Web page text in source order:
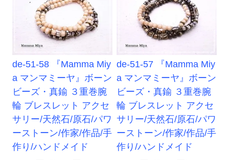
de-51-58 『Mamma Miy
a マンマミーヤ』ボーン
ビーズ・真鍮 ３重巻腕
輪 ブレスレット アクセ
サリー/天然石/原石/パワ
ーストーン/作家/作品/手
作り/ハンドメイド
de-51-57 『Mamma Miy
a マンマミーヤ』ボーン
ビーズ・真鍮 ３重巻腕
輪 ブレスレット アクセ
サリー/天然石/原石/パワ
ーストーン/作家/作品/手
作り/ハンドメイド